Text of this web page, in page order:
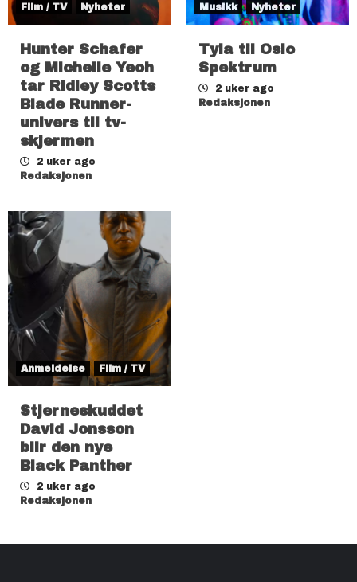
Film / TV Nyheter
Hunter Schafer
og Michelle Yeoh
tar Ridley Scotts
Blade Runner-
univers til tv-
skjermen
2 uker ago
Redaksjonen
Musikk Nyheter
Tyla til Oslo
Spektrum
2 uker ago
Redaksjonen
Anmeldelse Film / TV
Stjerneskuddet
David Jonsson
blir den nye
Black Panther
2 uker ago
Redaksjonen